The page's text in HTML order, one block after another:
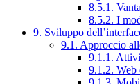
8.5.1.
8.5.2. I
9. Sviluppo
9.1. Approccio
9.1.1.
9.1.2. Web